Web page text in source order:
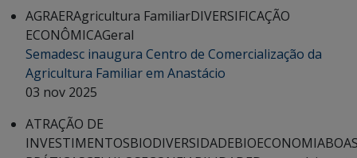
AGRAERAgricultura FamiliarDIVERSIFICAÇÃO
ECONÔMICAGeral
Semadesc inaugura Centro de Comercialização da
Agricultura Familiar em Anastácio
03 nov 2025
ATRAÇÃO DE
INVESTIMENTOSBIODIVERSIDADEBIOECONOMIA